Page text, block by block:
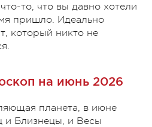
то, что вы давно хотели
пришло. Идеально
который никто не
на июнь 2026
планета, в июне
и Близнецы, и Весы